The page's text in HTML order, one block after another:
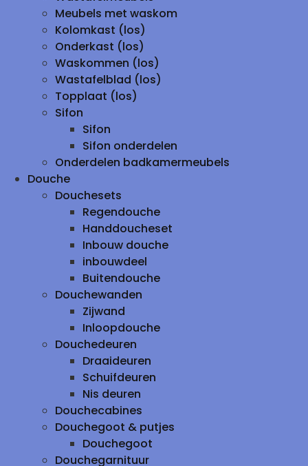
Meubels met waskom
Kolomkast (los)
Onderkast (los)
Waskommen (los)
Wastafelblad (los)
Topplaat (los)
Sifon
Sifon
Sifon onderdelen
Onderdelen badkamermeubels
Douche
Douchesets
Regendouche
Handdoucheset
Inbouw douche
inbouwdeel
Buitendouche
Douchewanden
Zijwand
Inloopdouche
Douchedeuren
Draaideuren
Schuifdeuren
Nis deuren
Douchecabines
Douchegoot & putjes
Douchegoot
Douchegarnituur